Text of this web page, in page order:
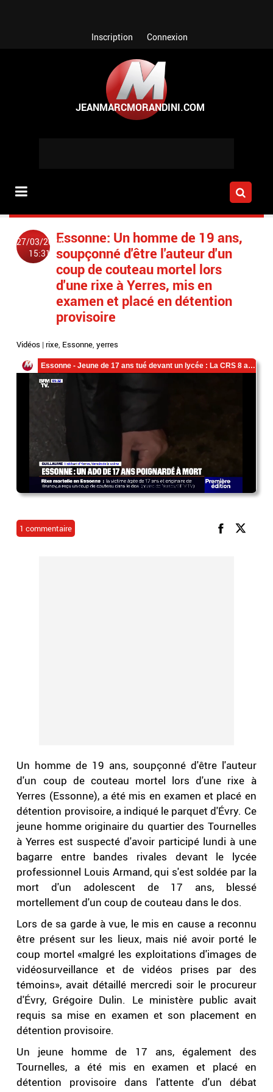
Inscription Connexion
27/03/2025
15:31
Essonne: Un homme de 19 ans,
soupçonné d'être l'auteur d'un
coup de couteau mortel lors
d'une rixe à Yerres, mis en
examen et placé en détention
provisoire
Vidéos |rixe, Essonne,yerres
1 commentaire
Un homme de 19 ans, soupçonné d'être l'auteur
d'un coup de couteau mortel lors d'une rixe à
Yerres (Essonne), a été mis en examen et placé en
détention provisoire, a indiqué le parquet d'Évry. Ce
jeune homme originaire du quartier des Tournelles
à Yerres est suspecté d'avoir participé lundi à une
bagarre entre bandes rivales devant le lycée
professionnel Louis Armand, qui s'est soldée par la
mort d'un adolescent de 17 ans, blessé
mortellement d'un coup de couteau dans le dos.
Lors de sa garde à vue, le mis en cause a reconnu
être présent sur les lieux, mais nié avoir porté le
coup mortel «malgré les exploitations d'images de
vidéosurveillance et de vidéos prises par des
témoins», avait détaillé mercredi soir le procureur
d'Évry, Grégoire Dulin. Le ministère public avait
requis sa mise en examen et son placement en
détention provisoire.
Un jeune homme de 17 ans, également des
Tournelles, a été mis en examen et placé en
détention provisoire dans l'attente d'un débat